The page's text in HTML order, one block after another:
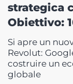
strategica
Obiettivo:
Si apre un
Revolut:
costruire un
globale